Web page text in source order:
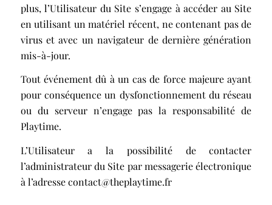
plus, l’Utilisateur du Site s’engage à accéder au Site
en utilisant un matériel récent, ne contenant pas de
virus et avec un navigateur de dernière génération
mis-à-jour.
Tout événement dû à un cas de force majeure ayant
pour conséquence un dysfonctionnement du réseau
ou du serveur n’engage pas la responsabilité de
Playtime.
L’Utilisateur a la possibilité de contacter
l’administrateur du Site par messagerie électronique
à l’adresse contact@theplaytime.fr